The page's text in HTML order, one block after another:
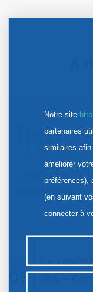
À
24
09
Notre site
partenaires
similaires afin
améliorer
préférences),
(en suivant
connecter à
la publicité
nos